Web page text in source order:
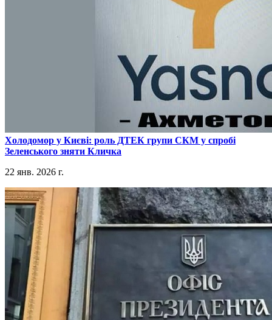
​Холодомор у Києві: роль ДТЕК групи СКМ у спробі
Зеленського зняти Кличка
22 янв. 2026 г.